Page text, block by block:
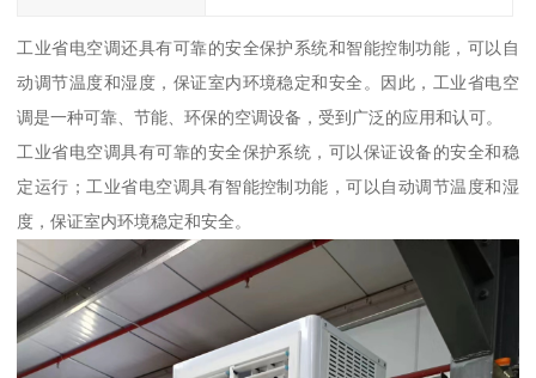
工业省电空调还具有可靠的安全保护系统和智能控制功能，可以自
动调节温度和湿度，保证室内环境稳定和安全。因此，工业省电空
调是一种可靠、节能、环保的空调设备，受到广泛的应用和认可。
工业省电空调具有可靠的安全保护系统，可以保证设备的安全和稳
定运行；工业省电空调具有智能控制功能，可以自动调节温度和湿
度，保证室内环境稳定和安全。